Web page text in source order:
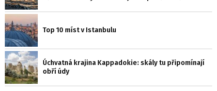
Top 10 míst v Istanbulu
Úchvatná krajina Kappadokie: skály tu připomínají
obří údy